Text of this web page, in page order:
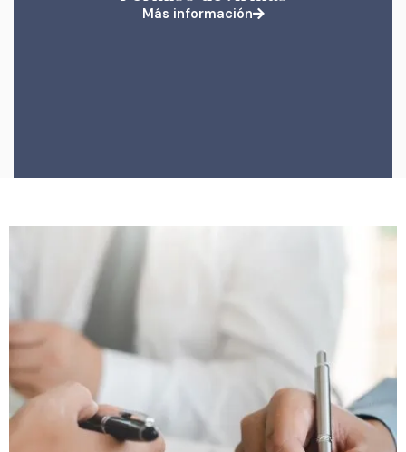
Más información